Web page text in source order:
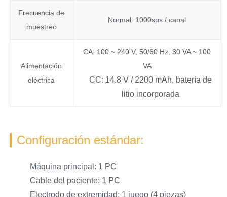
Frecuencia de
muestreo
Normal: 1000sps / canal
Alimentación
eléctrica
CA: 100 ~ 240 V, 50/60 Hz, 30 VA ~ 100
VA
CC: 14.8 V / 2200 mAh, batería de
litio incorporada
Configuración estándar:
Máquina principal: 1 PC
Cable del paciente: 1 PC
Electrodo de extremidad: 1 juego (4 piezas)